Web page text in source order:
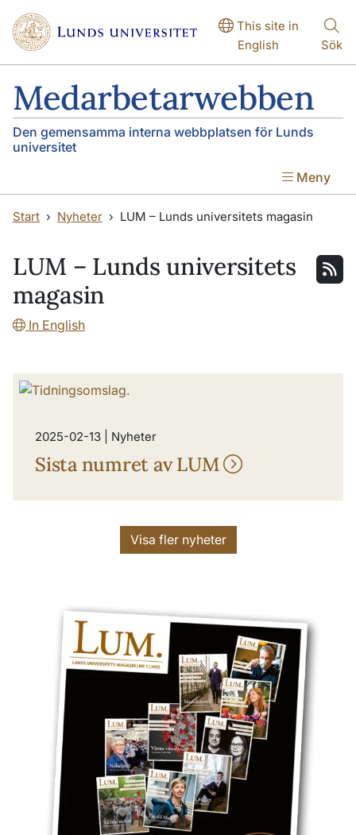
Hoppa till huvudinnehåll
Hoppa till huvudinnehåll
This site in
English
Sök
Medarbetarwebben
Den gemensamma interna webbplatsen för Lunds
universitet
Meny
Start Nyheter LUM – Lunds universitets magasin
LUM – Lunds universitets
magasin
In English
2025-02-13 | Nyheter
Sista numret av LUM
Visa fler nyheter